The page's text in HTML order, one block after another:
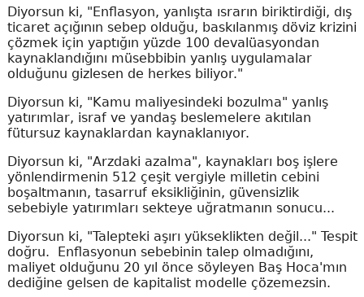
Diyorsun ki, "Enflasyon, yanlışta ısrarın biriktirdiği, dış
ticaret açığının sebep olduğu, baskılanmış döviz krizini
çözmek için yaptığın yüzde 100 devalüasyondan
kaynaklandığını müsebbibin yanlış uygulamalar
olduğunu gizlesen de herkes biliyor."
Diyorsun ki, "Kamu maliyesindeki bozulma" yanlış
yatırımlar, israf ve yandaş beslemelere akıtılan
fütursuz kaynaklardan kaynaklanıyor.
Diyorsun ki, "Arzdaki azalma", kaynakları boş işlere
yönlendirmenin 512 çeşit vergiyle milletin cebini
boşaltmanın, tasarruf eksikliğinin, güvensizlik
sebebiyle yatırımları sekteye uğratmanın sonucu...
Diyorsun ki, "Talepteki aşırı yükseklikten değil..." Tespit
doğru. Enflasyonun sebebinin talep olmadığını,
maliyet olduğunu 20 yıl önce söyleyen Baş Hoca'mın
dediğine gelsen de kapitalist modelle çözemezsin.